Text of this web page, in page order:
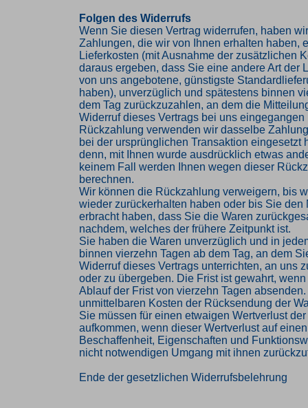
Folgen des Widerrufs
Wenn Sie diesen Vertrag widerrufen, haben
Zahlungen, die wir von Ihnen erhalten haben,
Lieferkosten (mit Ausnahme der zusätzlichen
daraus ergeben, dass Sie eine andere Art der
von uns angebotene, günstigste
haben), unverzüglich und spätestens binnen
dem Tag zurückzuzahlen, an dem die
Widerruf dieses Vertrags bei uns eingegangen
Rückzahlung verwenden wir dasselbe
bei der ursprünglichen Transaktion eingesetzt
denn, mit Ihnen wurde ausdrücklich etwas
keinem Fall werden Ihnen wegen dieser
berechnen.
Wir können die Rückzahlung verweigern, bis
wieder zurückerhalten haben oder bis Sie den
erbracht haben, dass Sie die Waren
nachdem, welches der frühere Zeitpunkt ist.
Sie haben die Waren unverzüglich und in
binnen vierzehn Tagen ab dem Tag, an dem
Widerruf dieses Vertrags unterrichten, an uns
oder zu übergeben. Die Frist ist gewahrt,
Ablauf der Frist von vierzehn Tagen
unmittelbaren Kosten der Rücksendung der
Sie müssen für einen etwaigen Wertverlust
aufkommen, wenn dieser Wertverlust auf
Beschaffenheit, Eigenschaften und
nicht notwendigen Umgang mit ihnen
Ende der gesetzlichen Widerrufsbelehrung